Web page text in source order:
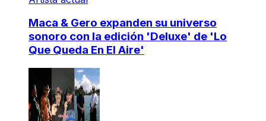
Maca & Gero expanden su universo
sonoro con la edición 'Deluxe' de 'Lo
Que Queda En El Aire'